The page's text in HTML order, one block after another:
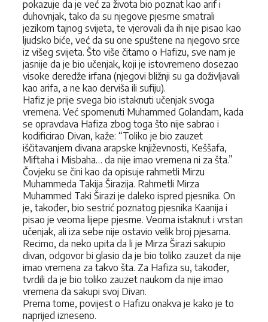
pokazuje da je već za života bio poznat kao arif i
duhovnjak, tako da su njegove pjesme smatrali
jezikom tajnog svijeta, te vjerovali da ih nije pisao kao
ljudsko biće, već da su one spuštene na njegovo srce
iz višeg svijeta. Što više čitamo o Hafizu, sve nam je
jasnije da je bio učenjak, koji je istovremeno dosezao
visoke deredže irfana (njegovi bližnji su ga doživljavali
kao arifa, a ne kao derviša ili sufiju).
Hafiz je prije svega bio istaknuti učenjak svoga
vremena. Već spomenuti Muhammed Golandam, kada
se opravdava Hafiza zbog toga što nije sabrao i
kodificirao Divan, kaže: “Toliko je bio zauzet
iščitavanjem divana arapske književnosti, Keššafa,
Miftaha i Misbaha… da nije imao vremena ni za šta.”
Čovjeku se čini kao da opisuje rahmetli Mirzu
Muhammeda Takija Širazija. Rahmetli Mirza
Muhammed Taki Širazi je daleko ispred pjesnika. On
je, također, bio sestrić poznatog pjesnika Kaanija i
pisao je veoma lijepe pjesme. Veoma istaknut i vrstan
učenjak, ali iza sebe nije ostavio velik broj pjesama.
Recimo, da neko upita da li je Mirza Širazi sakupio
divan, odgovor bi glasio da je bio toliko zauzet da nije
imao vremena za takvo šta. Za Hafiza su, također,
tvrdili da je bio toliko zauzet naukom da nije imao
vremena da sakupi svoj Divan.
Prema tome, povijest o Hafizu onakva je kako je to
naprijed izneseno.